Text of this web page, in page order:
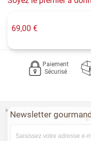
69,00 €
Paiement
Sécurisé
Newsletter